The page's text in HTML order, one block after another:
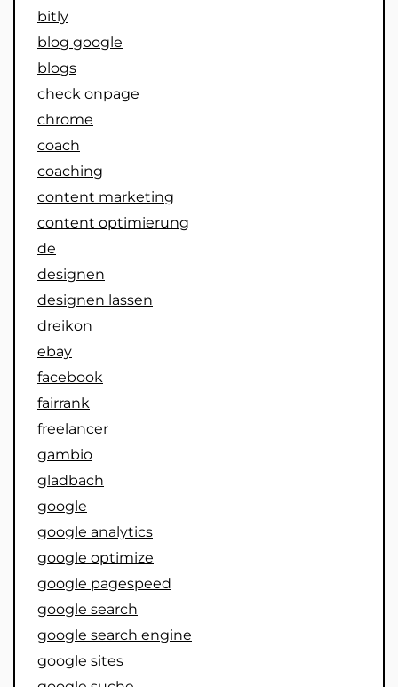
bitly
blog google
blogs
check onpage
chrome
coach
coaching
content marketing
content optimierung
de
designen
designen lassen
dreikon
ebay
facebook
fairrank
freelancer
gambio
gladbach
google
google analytics
google optimize
google pagespeed
google search
google search engine
google sites